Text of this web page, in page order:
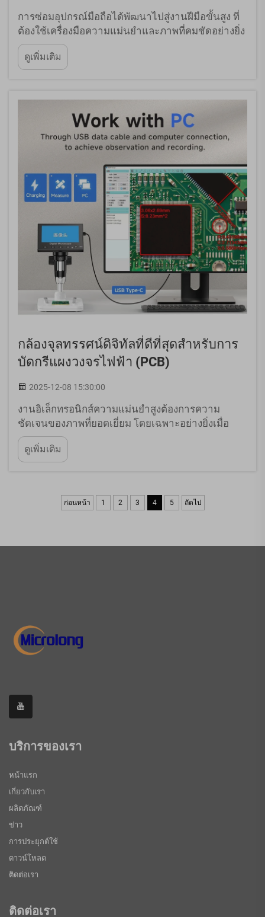
การซ่อมอุปกรณ์มือถือได้พัฒนาไปสู่งานฝีมือขั้นสูง ที่
ต้องใช้เครื่องมือความแม่นยำและภาพที่คมชัดอย่างยิ่ง
สมาร์ทโฟนรุ่นใหม่ๆ บรรจุชิ้นส่วนที่ซับซ้อนมากขึ้นลง
ในพื้นที่ขนาดเล็กอย่างเหลือเชื่อ ทำให้วิธีการซ่อมแบบ
ดั้งเดิมไม่เพียงพออีกต่อไป...
ดูเพิ่มเติม
กล้องจุลทรรศน์ดิจิทัลที่ดีที่สุดสำหรับการ
บัดกรีแผงวงจรไฟฟ้า (PCB)
2025-12-08 15:30:00
งานอิเล็กทรอนิกส์ความแม่นยำสูงต้องการความ
ชัดเจนของภาพที่ยอดเยี่ยม โดยเฉพาะอย่างยิ่งเมื่อ
ทำงานกับแผงวงจรพิมพ์ (PCB) ไม่ว่าคุณจะเป็นช่าง
เทคนิคมืออาชีพ นักงานอดิเรกด้านอิเล็กทรอนิกส์ หรือ
ผู้เชี่ยวชาญด้านการซ่อม การมีอุปกรณ์ทางสายตาที่
ดูเพิ่มเติม
ก่อนหน้า 1 2 3 4 5 ถัดไป
บริการของเรา
หน้าแรก
เกี่ยวกับเรา
ผลิตภัณฑ์
ข่าว
การประยุกต์ใช้
ดาวน์โหลด
ติดต่อเรา
ติดต่อเรา